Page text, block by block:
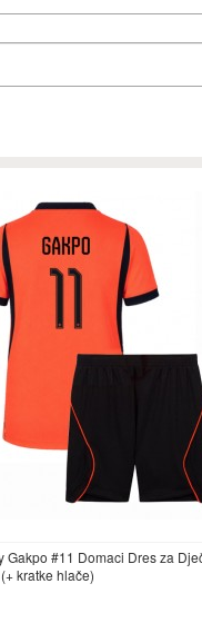
Gakpo #11 Domaci Dres za
kratke hlače)